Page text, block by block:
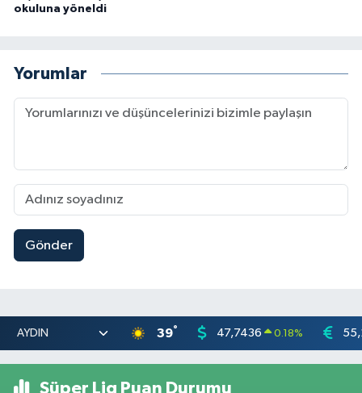
okuluna yöneldi
Yorumlar
Gönder
39° 47,7436 0.18%
Süper Lig Puan Durumu